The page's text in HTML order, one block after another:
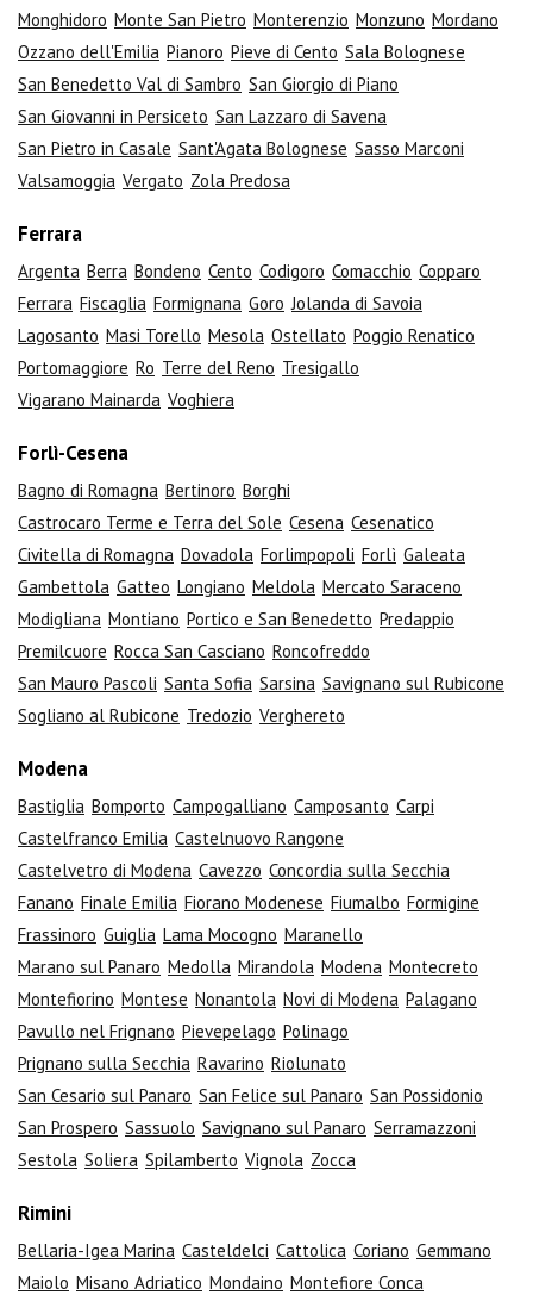
Monghidoro Monte San Pietro Monterenzio Monzuno Mordano
Ozzano dell'Emilia Pianoro Pieve di Cento Sala Bolognese
San Benedetto Val di Sambro San Giorgio di Piano
San Giovanni in Persiceto San Lazzaro di Savena
San Pietro in Casale Sant'Agata Bolognese Sasso Marconi
Valsamoggia Vergato Zola Predosa
Ferrara
Argenta Berra Bondeno Cento Codigoro Comacchio Copparo
Ferrara Fiscaglia Formignana Goro Jolanda di Savoia
Lagosanto Masi Torello Mesola Ostellato Poggio Renatico
Portomaggiore Ro Terre del Reno Tresigallo
Vigarano Mainarda Voghiera
Forlì-Cesena
Bagno di Romagna Bertinoro Borghi
Castrocaro Terme e Terra del Sole Cesena Cesenatico
Civitella di Romagna Dovadola Forlimpopoli Forlì Galeata
Gambettola Gatteo Longiano Meldola Mercato Saraceno
Modigliana Montiano Portico e San Benedetto Predappio
Premilcuore Rocca San Casciano Roncofreddo
San Mauro Pascoli Santa Sofia Sarsina Savignano sul Rubicone
Sogliano al Rubicone Tredozio Verghereto
Modena
Bastiglia Bomporto Campogalliano Camposanto Carpi
Castelfranco Emilia Castelnuovo Rangone
Castelvetro di Modena Cavezzo Concordia sulla Secchia
Fanano Finale Emilia Fiorano Modenese Fiumalbo Formigine
Frassinoro Guiglia Lama Mocogno Maranello
Marano sul Panaro Medolla Mirandola Modena Montecreto
Montefiorino Montese Nonantola Novi di Modena Palagano
Pavullo nel Frignano Pievepelago Polinago
Prignano sulla Secchia Ravarino Riolunato
San Cesario sul Panaro San Felice sul Panaro San Possidonio
San Prospero Sassuolo Savignano sul Panaro Serramazzoni
Sestola Soliera Spilamberto Vignola Zocca
Rimini
Bellaria-Igea Marina Casteldelci Cattolica Coriano Gemmano
Maiolo Misano Adriatico Mondaino Montefiore Conca